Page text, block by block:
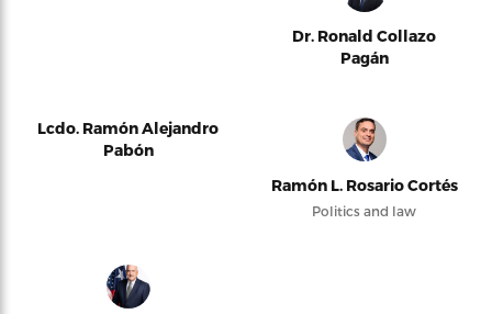
Dr. Ronald Collazo
Pagán
Lcdo. Ramón Alejandro
Pabón
Ramón L. Rosario Cortés
Politics and law